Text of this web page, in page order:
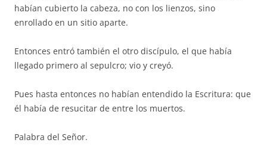
habían cubierto la cabeza, no con los lienzos, sino
enrollado en un sitio aparte.
Entonces entró también el otro discípulo, el que había
llegado primero al sepulcro; vio y creyó.
Pues hasta entonces no habían entendido la Escritura: que
él había de resucitar de entre los muertos.
Palabra del Señor.